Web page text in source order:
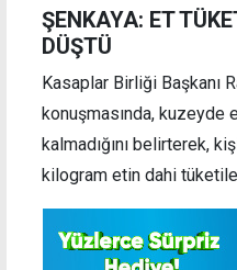
ŞENKAYA: ET
DÜŞTÜ
Kasaplar Birliği Başkanı
konuşmasında,
kalmadığını belirterek,
kilogram etin dahi